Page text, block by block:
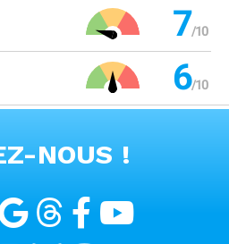
7
6
NOUS !